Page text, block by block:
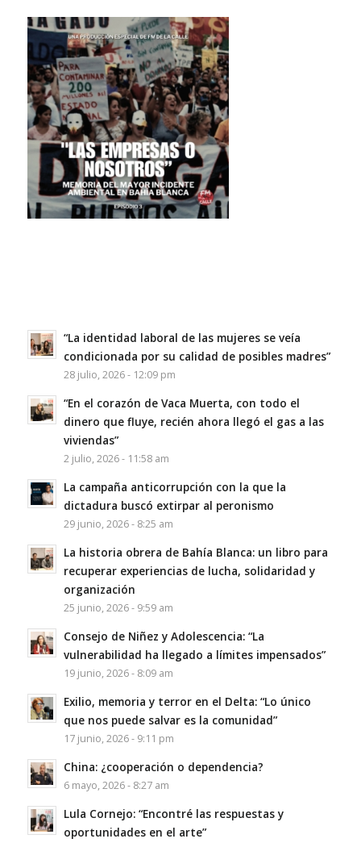
“La identidad laboral de las mujeres se veía
condicionada por su calidad de posibles madres”
28 julio, 2026 - 12:09 pm
“En el corazón de Vaca Muerta, con todo el
dinero que fluye, recién ahora llegó el gas a las
viviendas”
2 julio, 2026 - 11:58 am
La campaña anticorrupción con la que la
dictadura buscó extirpar al peronismo
29 junio, 2026 - 8:25 am
La historia obrera de Bahía Blanca: un libro para
recuperar experiencias de lucha, solidaridad y
organización
25 junio, 2026 - 9:59 am
Consejo de Niñez y Adolescencia: “La
vulnerabilidad ha llegado a límites impensados”
19 junio, 2026 - 8:09 am
Exilio, memoria y terror en el Delta: “Lo único
que nos puede salvar es la comunidad”
17 junio, 2026 - 9:11 pm
China: ¿cooperación o dependencia?
6 mayo, 2026 - 8:27 am
Lula Cornejo: “Encontré las respuestas y
oportunidades en el arte”